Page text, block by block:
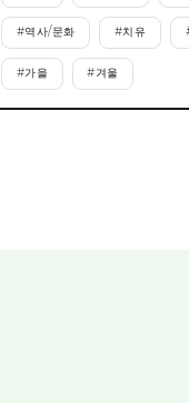
#역사/문화 #치유
#가을 #겨울